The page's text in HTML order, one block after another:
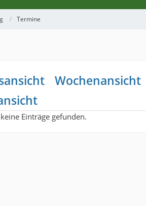
Termine
Wochenansicht
Einträge gefunden.